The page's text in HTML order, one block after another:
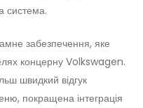
система.
забезпечення, яке
концерну Volkswagen.
швидкий відгук
покращена інтеграція